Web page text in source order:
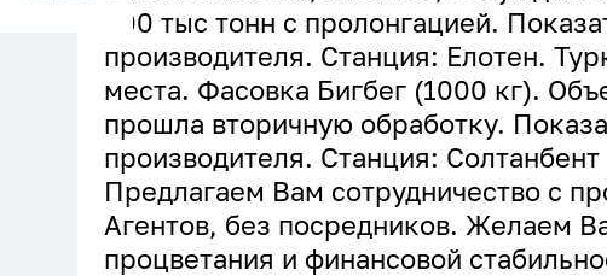
200 тыс тонн с пролонгацией.
производителя. Станция: Елотен.
места. Фасовка Бигбег (1000 кг).
прошла вторичную обработку.
производителя. Станция:
Предлагаем Вам сотрудничество с
Агентов, без посредников. Желаем
процветания и финансовой